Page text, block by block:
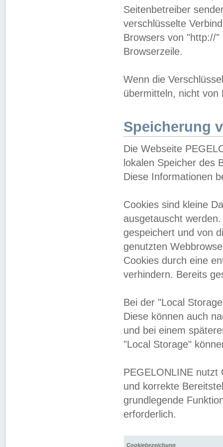
Seitenbetreiber
verschlüsselte
Browsers von "http://
Browserzeile.
Wenn die
übermitteln, nicht von
Speicherung
Die Webseite
lokalen Speicher des
Diese Informationen
Cookies sind kleine
ausgetauscht
gespeichert und von
genutzten
Cookies durch eine
verhindern. Bereits
Bei der "Local
Diese können auch
und bei einem
"Local Storage"
PEGELONLINE nutzt
und korrekte
grundlegende
erforderlich.
Cookiebezeichung